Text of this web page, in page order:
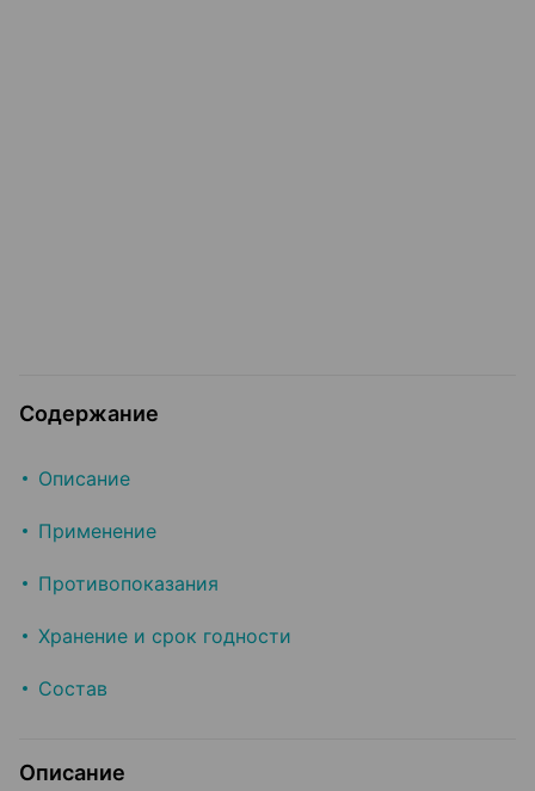
Содержание
Описание
Применение
Противопоказания
Хранение и срок годности
Состав
Описание